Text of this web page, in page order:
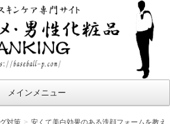
メインメニュー